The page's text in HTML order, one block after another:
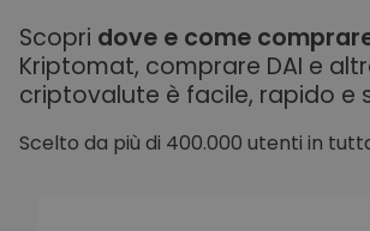
Scopri dove e come
Kriptomat, comprare DAI e
criptovalute è facile, rapido e
Scelto da più di 400.000 utenti in